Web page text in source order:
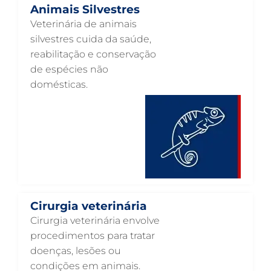
ENDOSCOPIA EM PETS EM GUARULHOS
ENDOCRINOLOGIA VETERINÁRIA EM GUARULHOS
EMERGÊNCIA VETERINÁRIA EM GUARULHOS
EMERGÊNCIA PARA PETS EM GUARULHOS
DERMATOLOGIA VETERINÁRIA EM GUARULHOS
CUIDADOS INTENSIVOS EM ANIMAIS EM GUARULHOS
CUIDADOS EM ANIMAIS 24 HORAS EM GUARULHOS
CLÍNICA VETERINÁRIA 24 HORAS EM GUARULHOS
CIRURGIA VETERINÁRIA GERAL EM GUARULHOS
CARDIOLOGISTA VETERINÁRIO EM GUARULHOS
Animais Silvestres
Veterinária de animais
silvestres cuida da saúde,
reabilitação e conservação
de espécies não
domésticas.
Cirurgia veterinária
Cirurgia veterinária envolve
procedimentos para tratar
doenças, lesões ou
condições em animais.